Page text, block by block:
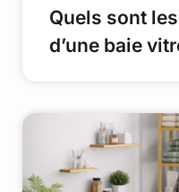
Quels sont
d’une baie